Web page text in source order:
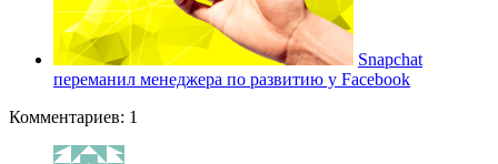
Snapchat
переманил менеджера по развитию у Facebook
Комментариев: 1